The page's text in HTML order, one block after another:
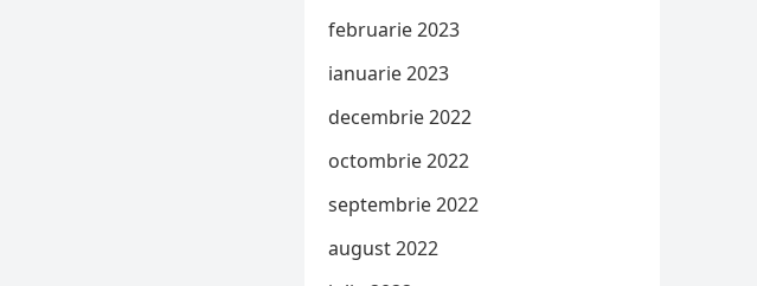
februarie 2023
ianuarie 2023
decembrie 2022
octombrie 2022
septembrie 2022
august 2022